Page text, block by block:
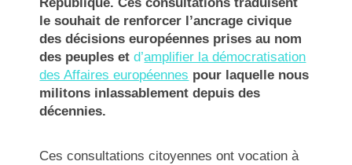
le souhait de renforcer l’ancrage civique
des décisions européennes prises au nom
des peuples etd’amplifier la démocratisation
des Affaires européennes pour laquelle nous
militons inlassablement depuis des
décennies.
Ces consultations citoyennes ont vocation à